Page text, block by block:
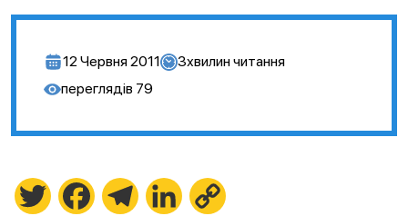
12 Червня 2011 3хвилин читання
переглядів 79
Twitter FacebookTelegramLinkedIn